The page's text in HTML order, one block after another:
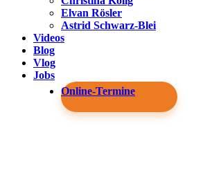
Elvan Rösler
Astrid Schwarz-Blei
Videos
Blog
Vlog
Jobs
Online-Termine